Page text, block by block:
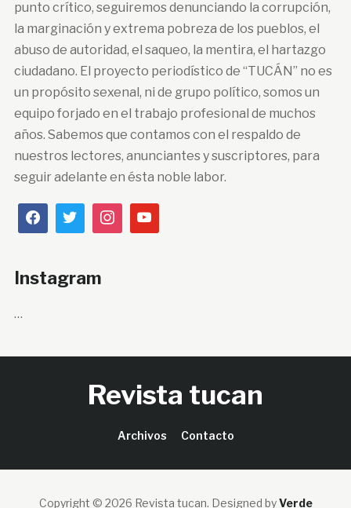
punto crítico, seguiremos denunciando la corrupción,
la marginación y extrema pobreza de los pueblos, el
abuso de autoridad, el saqueo, la mentira, el hartazgo
ciudadano. El proyecto periodístico de “TUCÁN” no es
un propósito sexenal, ni de grupo político, somos un
equipo forjado en el trabajo profesional de muchos
años. Sabemos que contamos con el respaldo de
nuestros lectores, anunciantes y suscriptores, para
seguir adelante en ésta noble labor.
Instagram
…
Revista tucan
Archivos Contacto
Copyright © 2026 Revista tucan. Designed byVerde